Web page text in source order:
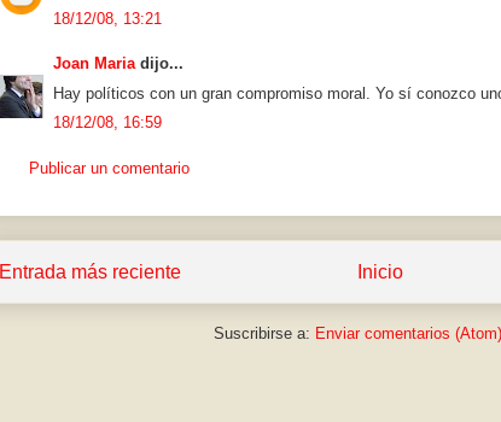
18/12/08, 13:21
Joan Mariadijo...
Hay políticos con un gran compromiso moral. Yo sí conozco
18/12/08, 16:59
Publicar un comentario
Entrada más reciente Inicio
Suscribirse a: Enviar comentarios (Atom)